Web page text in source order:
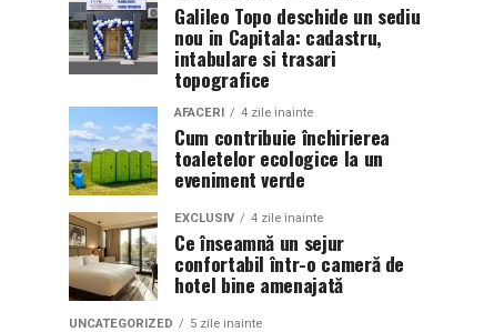
Galileo Topo deschide un sediu
nou in Capitala: cadastru,
intabulare si trasari
topografice
AFACERI 4 zile inainte
Cum contribuie închirierea
toaletelor ecologice la un
eveniment verde
EXCLUSIV 4 zile inainte
Ce înseamnă un sejur
confortabil într-o cameră de
hotel bine amenajată
UNCATEGORIZED 5 zile inainte